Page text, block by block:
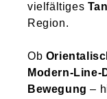
vielfältiges
Region.
Ob
Modern-Line-
Bewegung –